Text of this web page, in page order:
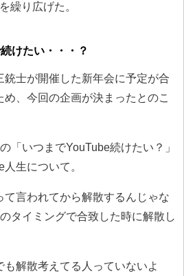
繰り広げた。
けたい・・・？
士が開催した新年会に予定が合
、今回の企画が決まったとのこ
「いつまでYouTube続けたい？」
生について。
言われてから解散するんじゃな
タイミングで合致した時に解散し
も解散考えてる人っていないよ